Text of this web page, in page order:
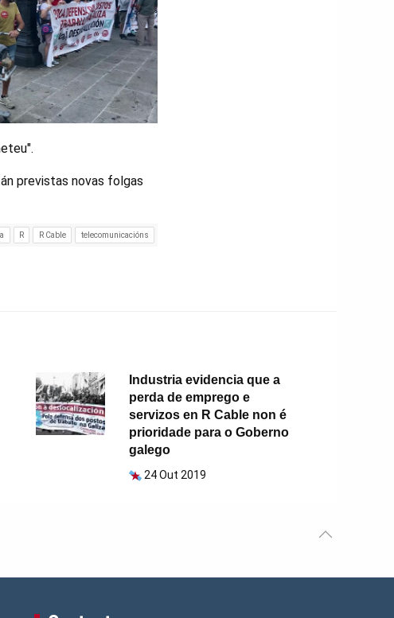
previstas novas folgas
R R Cable telecomunicacións
Industria evidencia que a
perda de emprego e
servizos en R Cable non é
prioridade para o Goberno
galego
24 Out 2019